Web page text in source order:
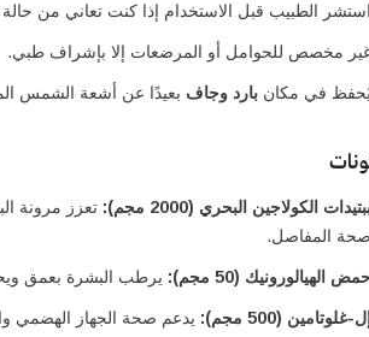
استشر الطبيب قبل الاستخدام إذا كنت تعاني من حالة
مخصص للحوامل أو المرضعات إلا بإشراف طبي.
في مكانبارد وجاف بعيدًا عن أشعة الشمس
الكولاجين البحري (2000 مجم):
تعزز مرونة
صحة المفاصل.
الهيالورونيك (50 مجم): يرطب البشرة بعمق
إل-غلوتامين (500 مجم): يدعم صحة الجهاز الهضمي